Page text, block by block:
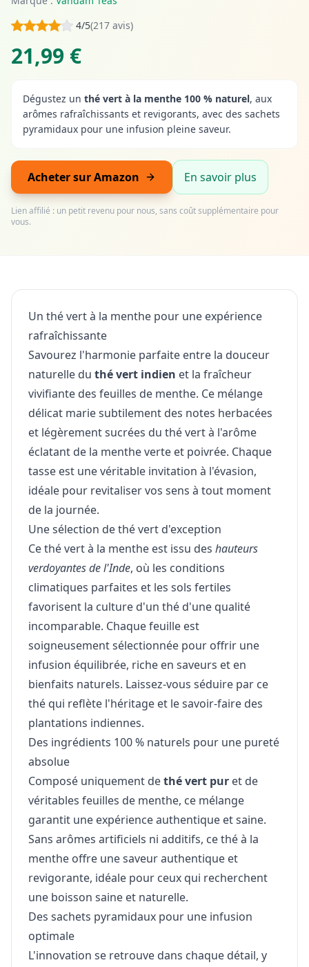
4/5(217 avis)
21,99 €
Dégustez un thé vert à la menthe 100 % naturel, aux
arômes rafraîchissants et revigorants, avec des sachets
pyramidaux pour une infusion pleine saveur.
Acheter sur Amazon En savoir plus
Lien affilié : un petit revenu pour nous, sans coût supplémentaire pour
vous.
Un thé vert à la menthe pour une expérience
rafraîchissante
Savourez l'harmonie parfaite entre la douceur
naturelle du thé vert indien et la fraîcheur
vivifiante des feuilles de menthe. Ce mélange
délicat marie subtilement des notes herbacées
et légèrement sucrées du thé vert à l'arôme
éclatant de la menthe verte et poivrée. Chaque
tasse est une véritable invitation à l'évasion,
idéale pour revitaliser vos sens à tout moment
de la journée.
Une sélection de thé vert d'exception
Ce thé vert à la menthe est issu des hauteurs
verdoyantes de l'Inde, où les conditions
climatiques parfaites et les sols fertiles
favorisent la culture d'un thé d'une qualité
incomparable. Chaque feuille est
soigneusement sélectionnée pour offrir une
infusion équilibrée, riche en saveurs et en
bienfaits naturels. Laissez-vous séduire par ce
thé qui reflète l'héritage et le savoir-faire des
plantations indiennes.
Des ingrédients 100 % naturels pour une pureté
absolue
Composé uniquement dethé vert pur et de
véritables feuilles de menthe, ce mélange
garantit une expérience authentique et saine.
Sans arômes artificiels ni additifs, ce thé à la
menthe offre une saveur authentique et
revigorante, idéale pour ceux qui recherchent
une boisson saine et naturelle.
Des sachets pyramidaux pour une infusion
optimale
L'innovation se retrouve dans chaque détail, y